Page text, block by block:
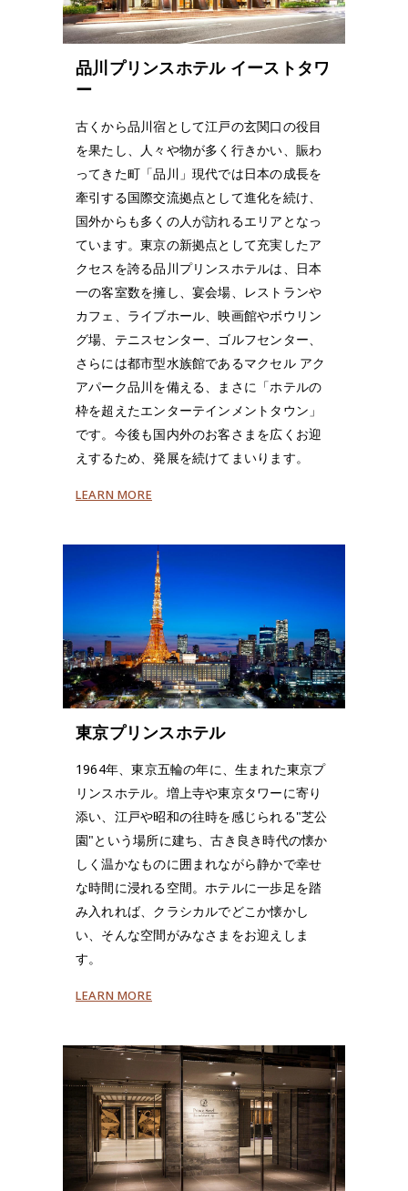
品川プリンスホテル イーストタワ
ー
古くから品川宿として江戸の玄関口の役目
を果たし、人々や物が多く行きかい、賑わ
ってきた町「品川」現代では日本の成長を
牽引する国際交流拠点として進化を続け、
国外からも多くの人が訪れるエリアとなっ
ています。東京の新拠点として充実したア
クセスを誇る品川プリンスホテルは、日本
一の客室数を擁し、宴会場、レストランや
カフェ、ライブホール、映画館やボウリン
グ場、テニスセンター、ゴルフセンター、
さらには都市型水族館であるマクセル アク
アパーク品川を備える、まさに「ホテルの
枠を超えたエンターテインメントタウン」
です。今後も国内外のお客さまを広くお迎
えするため、発展を続けてまいります。
LEARN MORE
東京プリンスホテル
1964年、東京五輪の年に、生まれた東京プ
リンスホテル。増上寺や東京タワーに寄り
添い、江戸や昭和の往時を感じられる"芝公
園"という場所に建ち、古き良き時代の懐か
しく温かなものに囲まれながら静かで幸せ
な時間に浸れる空間。ホテルに一歩足を踏
み入れれば、クラシカルでどこか懐かし
い、そんな空間がみなさまをお迎えしま
す。
LEARN MORE